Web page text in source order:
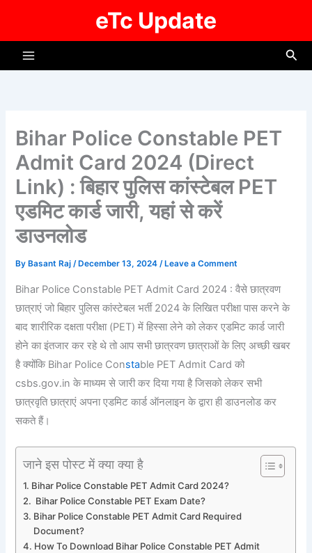
eTc Update
Bihar Police Constable PET
Admit Card 2024 (Direct
Link) : बिहार पुलिस कांस्टेबल PET
एडमिट कार्ड जारी, यहां से करें
डाउनलोड
By Basant Raj/ December 13, 2024/ Leave a Comment
Bihar Police Constable PET Admit Card 2024 : वैसे छात्रवण
छात्राएं जो बिहार पुलिस कांस्टेबल भर्ती 2024 के लिखित परीक्षा पास करने के
बाद शारीरिक दक्षता परीक्षा (PET) में हिस्सा लेने को लेकर एडमिट कार्ड जारी
होने का इंतजार कर रहे थे तो आप सभी छात्रवण छात्राओं के लिए अच्छी खबर
है क्योंकि Bihar Police Constable PET Admit Card को
csbs.gov.in के माध्यम से जारी कर दिया गया है जिसको लेकर सभी
छात्रवृति छात्राएं अपना एडमिट कार्ड ऑनलाइन के द्वारा ही डाउनलोड कर
सकते हैं।
जाने इस पोस्ट में क्या क्या है
Bihar Police Constable PET Admit Card 2024?
Bihar Police Constable PET Exam Date?
Bihar Police Constable PET Admit Card Required
Document?
How To Download Bihar Police Constable PET Admit